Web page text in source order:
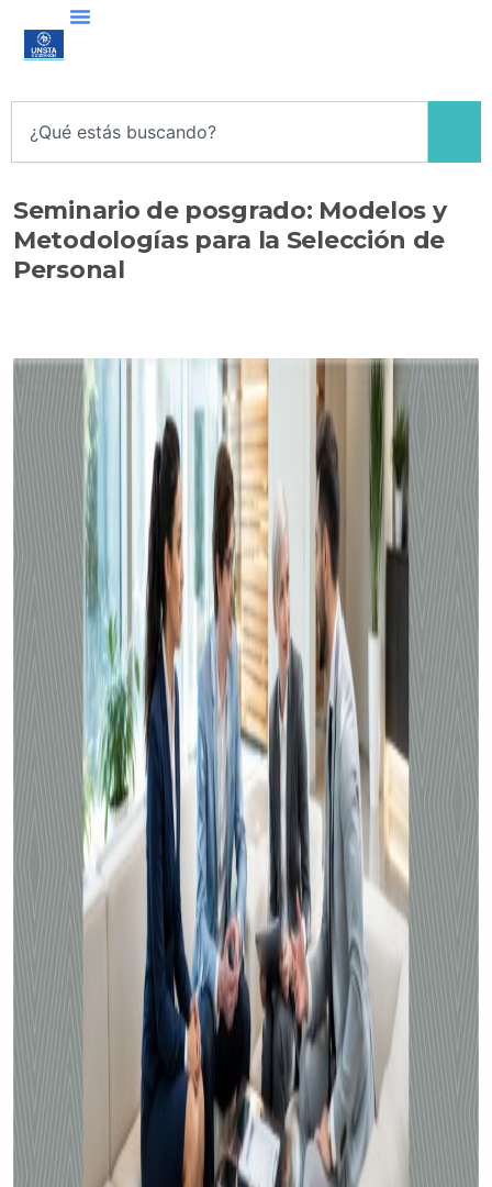
contenido
Seminario de posgrado: Modelos y
Metodologías para la Selección de
Personal